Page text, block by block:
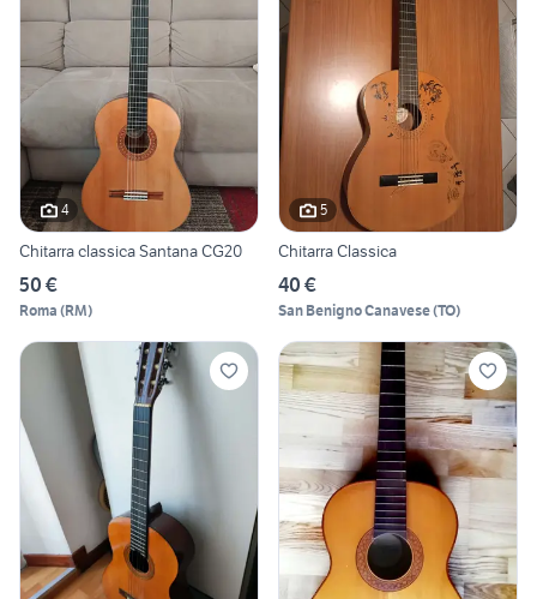
4
Chitarra classica Santana CG20
50 €
Roma (RM)
5
Chitarra Classica
40 €
San Benigno Canavese(TO)